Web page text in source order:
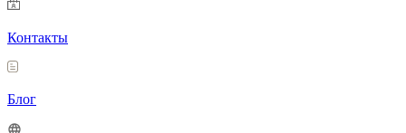
Контакты
Блог